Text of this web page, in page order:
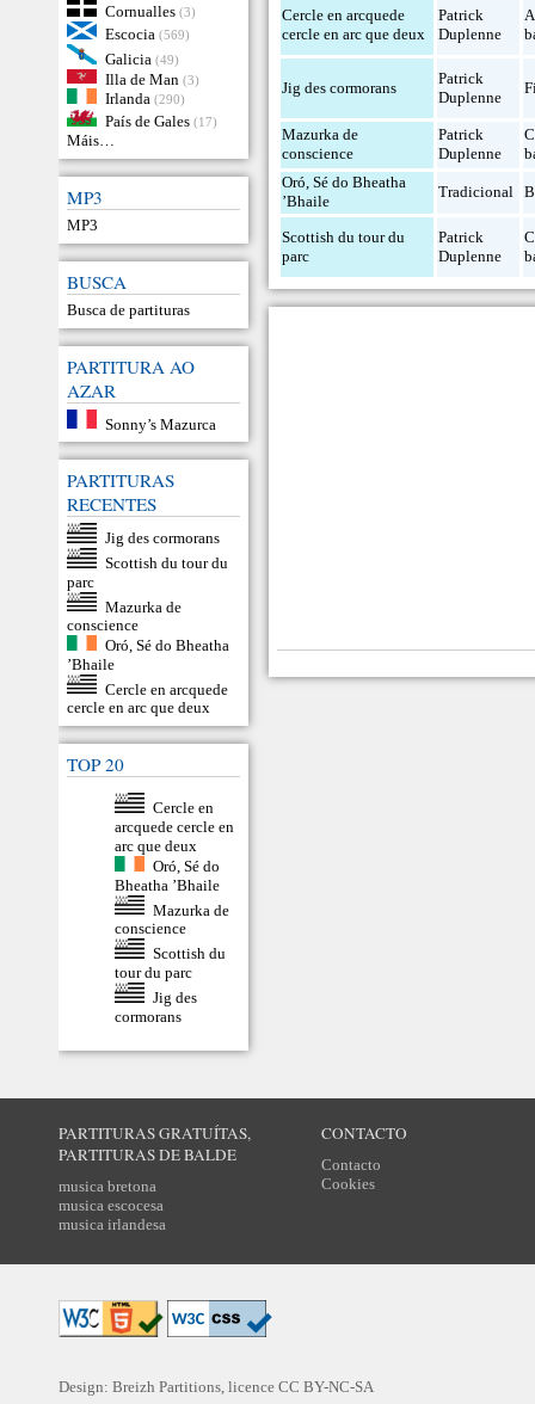
Cornualles (3)
Escocia (569)
Galicia (49)
Illa de Man (3)
Irlanda (290)
País de Gales (17)
Máis…
MP3
MP3
BUSCA
Busca de partituras
PARTITURA AO
AZAR
Sonny’s Mazurca
PARTITURAS
RECENTES
Jig des cormorans
Scottish du tour du
parc
Mazurka de
conscience
Oró, Sé do Bheatha
’Bhaile
Cercle en arcquede
cercle en arc que deux
TOP 20
Cercle en
arcquede cercle en
arc que deux
Oró, Sé do
Bheatha ’Bhaile
Mazurka de
conscience
Scottish du
tour du parc
Jig des
cormorans
Cercle en arcquede
cercle en arc que deux
Patrick
Duplenne
Jig des cormorans
Patrick
Duplenne
Mazurka de
conscience
Patrick
Duplenne
Oró, Sé do Bheatha
’Bhaile
Tradicional
Scottish du tour du
parc
Patrick
Duplenne
PARTITURAS GRATUÍTAS,
PARTITURAS DE BALDE
musica bretona
musica escocesa
musica irlandesa
CONTACTO
Contacto
Cookies
Design: Breizh Partitions, licence CC BY-NC-SA